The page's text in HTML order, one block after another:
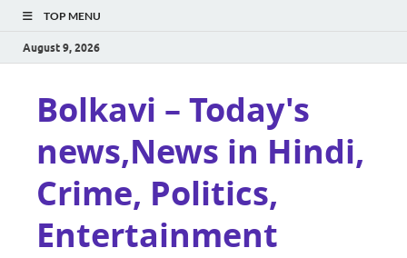
TOP MENU
August 9, 2026
Bolkavi – Today's
news,News in Hindi,
Crime, Politics,
Entertainment